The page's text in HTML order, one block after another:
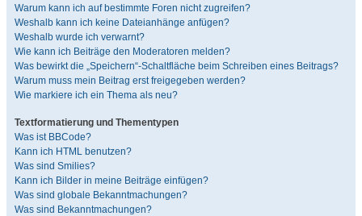
Warum kann ich auf bestimmte Foren nicht zugreifen?
Weshalb kann ich keine Dateianhänge anfügen?
Weshalb wurde ich verwarnt?
Wie kann ich Beiträge den Moderatoren melden?
Was bewirkt die „Speichern“-Schaltfläche beim Schreiben eines Beitrags?
Warum muss mein Beitrag erst freigegeben werden?
Wie markiere ich ein Thema als neu?
Textformatierung und Thementypen
Was ist BBCode?
Kann ich HTML benutzen?
Was sind Smilies?
Kann ich Bilder in meine Beiträge einfügen?
Was sind globale Bekanntmachungen?
Was sind Bekanntmachungen?